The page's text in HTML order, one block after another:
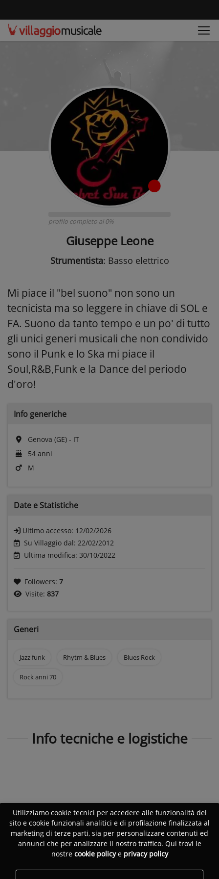
profilo completo al 0%
Giuseppe Leone
Strumentista: Basso elettrico
Mi piace il "bel suono" non sono un
tecnicista ma so leggere in chiave di SOL e
FA. Suono da tanto tempo e un po' di tutto
gli unici generi musicali che non condivido
sono il Punk e lo Ska mi piace il
Soul,R&B,Funk e la Dance del periodo
d'oro!
Info generiche
Genova (GE) - IT
54 anni
M
Date e Statistiche
Ultimo accesso: 12/02/2026
Su Villaggio dal: 22/02/2012
Ultima modifica: 30/10/2022
Followers: 7
Visite: 837
Generi
Jazz funk Rhytm & Blues Blues Rock
Rock anni 70
Info tecniche e logistiche
Utilizziamo cookie tecnici per accedere alle funzionalità del
sito e cookie funzionali analitici e di profilazione finalizzata al
marketing di terze parti, sia per personalizzare contenuti ed
annunci che per analizzare il nostro traffico. Qui trovi le
nostre cookie policye privacy policy